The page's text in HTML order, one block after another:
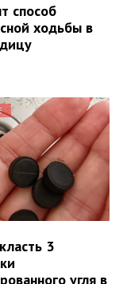
способ
ходьбы в
3
угля в